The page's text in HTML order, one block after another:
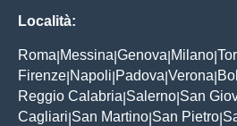
Località:
Roma Messina Genova Milano
Firenze Napoli Padova Verona
Reggio Calabria Salerno San
Cagliari San Martino San Pietro